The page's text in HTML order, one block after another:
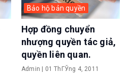
Bảo hộ bản quyền
Hợp đồng chuyển
nhượng quyền tác giả,
quyền liên quan.
Admin 01 ThГЎng 4, 2011